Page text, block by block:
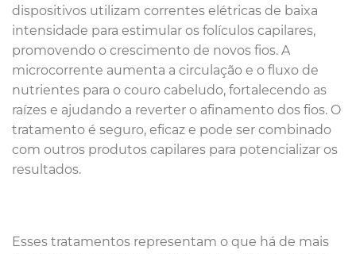
dispositivos utilizam correntes elétricas de baixa
intensidade para estimular os folículos capilares,
promovendo o crescimento de novos fios. A
microcorrente aumenta a circulação e o fluxo de
nutrientes para o couro cabeludo, fortalecendo as
raízes e ajudando a reverter o afinamento dos fios. O
tratamento é seguro, eficaz e pode ser combinado
com outros produtos capilares para potencializar os
resultados.
Esses tratamentos representam o que há de mais